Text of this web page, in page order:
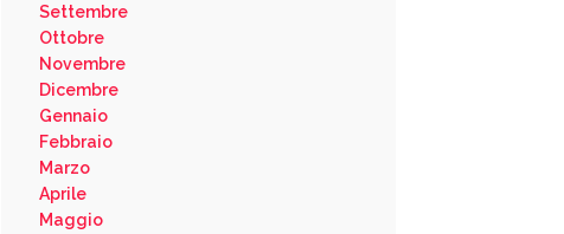
Settembre
Ottobre
Novembre
Dicembre
Gennaio
Febbraio
Marzo
Aprile
Maggio